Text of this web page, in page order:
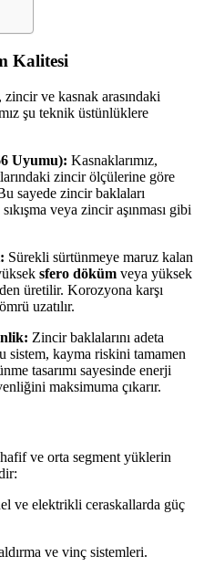
Kalitesi
ve kasnak arasındaki
şu teknik üstünlüklere
Uyumu): Kasnaklarımız,
zincir ölçülerine göre
sayede zincir baklaları
veya zincir aşınması gibi
Sürekli sürtünmeye maruz kalan
sfero döküm veya yüksek
üretilir. Korozyona karşı
uzatılır.
Zincir baklalarını adeta
sistem, kayma riskini tamamen
tasarımı sayesinde enerji
maksimuma çıkarır.
ve orta segment yüklerin
ve elektrikli ceraskallarda güç
ve vinç sistemleri.